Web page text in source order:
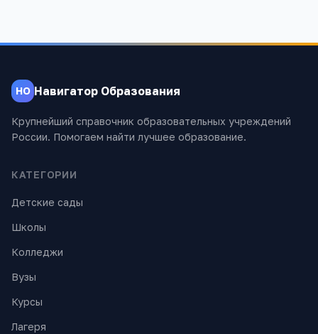
НО Навигатор Образования
Крупнейший справочник образовательных учреждений
России. Помогаем найти лучшее образование.
КАТЕГОРИИ
Детские сады
Школы
Колледжи
Вузы
Курсы
Лагеря